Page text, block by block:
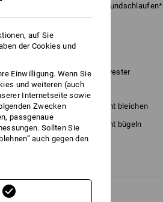
Hosen mit Hosenträger-Bundschlaufen*
/ 30% Gummi / 15% Polyester
40 °C
Nicht bleichen
trocknen
Nicht bügeln
mit
auf Sie
der Cookies und
Einwilligung. Wenn Sie
und weiteren (auch
Internetseite sowie
Zwecken
passgenaue
Sollten Sie
auch gegen den